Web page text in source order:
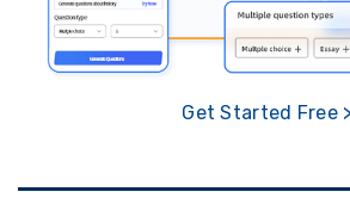
Get Started Free >